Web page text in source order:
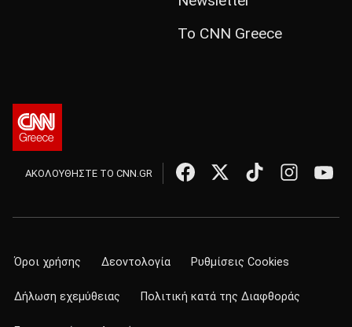
Το CNN Greece
ΑΚΟΛΟΥΘΗΣΤΕ ΤΟ CNN.GR
Όροι χρήσης Δεοντολογία Ρυθμίσεις Cookies
Δήλωση εχεμύθειας Πολιτική κατά της Διαφθοράς